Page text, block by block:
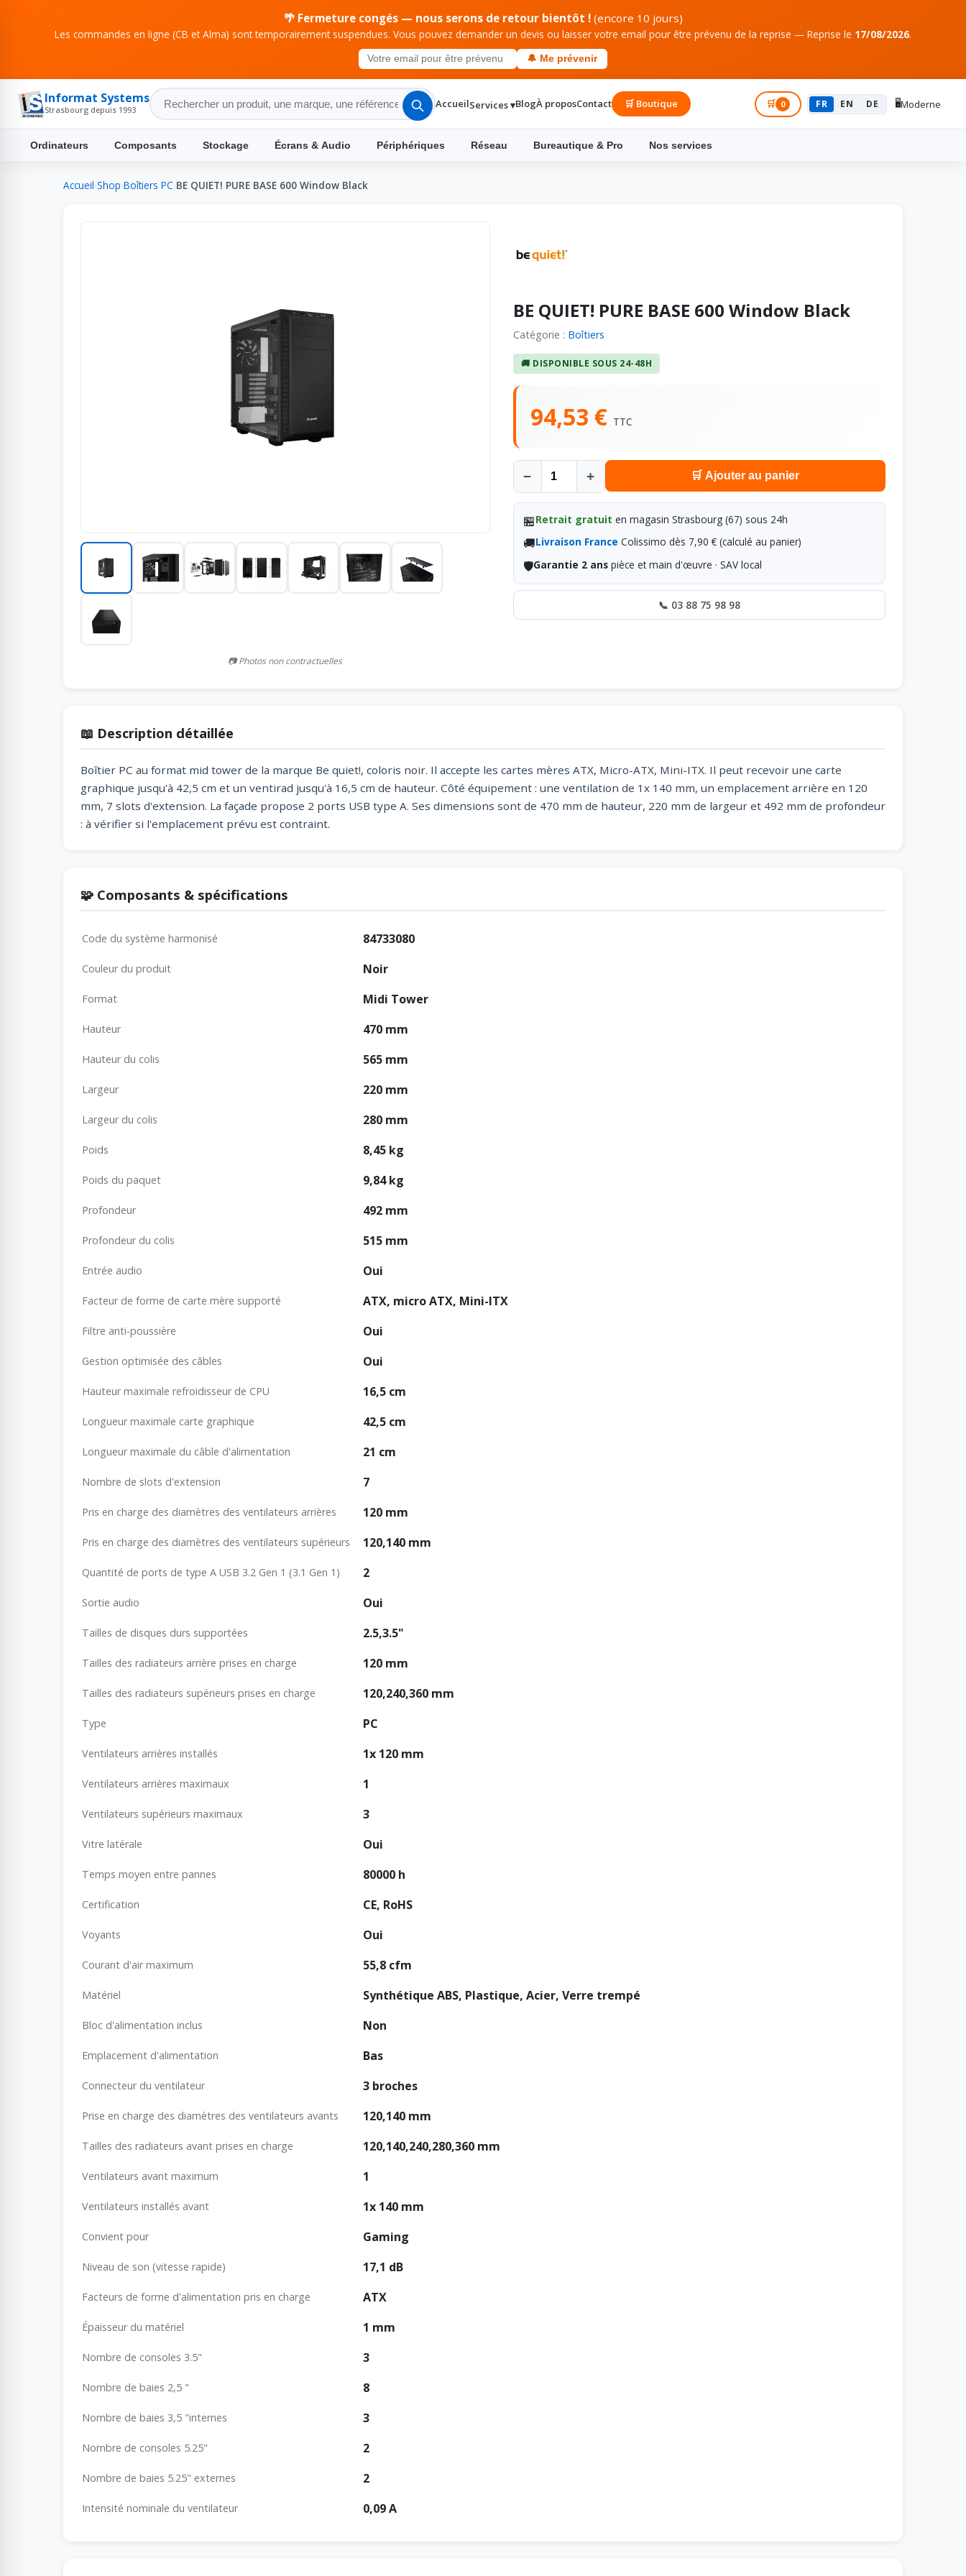
🌴 Fermeture congés — nous serons de retour bientôt !(encore 10 jours)
Les commandes en ligne (CB et Alma) sont temporairement suspendues. Vous pouvez demander un devis ou laisser votre email pour être prévenu de la reprise — Reprise le 17/08/2026.
🔔 Me prévenir
Informat Systems
Strasbourg depuis 1993 AccueilServices ▾BlogÀ proposContact 🛒 Boutique 🛒 0 FR EN DE 🖥️Moderne
Ordinateurs Composants Stockage Écrans & Audio Périphériques Réseau Bureautique & Pro Nos services
Accueil Shop Boîtiers PC BE QUIET! PURE BASE 600 Window Black
📷 Photos non contractuelles
BE QUIET! PURE BASE 600 Window Black
Catégorie : Boîtiers
🚚 DISPONIBLE SOUS 24-48H
94,53 € TTC
− + 🛒 Ajouter au panier
🏪Retrait gratuit en magasin Strasbourg (67) sous 24h
🚚Livraison France Colissimo dès 7,90 € (calculé au panier)
🛡️Garantie 2 ans pièce et main d'œuvre · SAV local
📞 03 88 75 98 98
📖 Description détaillée
Boîtier PC au format mid tower de la marque Be quiet!, coloris noir. Il accepte les cartes mères ATX, Micro-ATX, Mini-ITX. Il peut recevoir une carte
graphique jusqu'à 42,5 cm et un ventirad jusqu'à 16,5 cm de hauteur. Côté équipement : une ventilation de 1x 140 mm, un emplacement arrière en 120
mm, 7 slots d'extension. La façade propose 2 ports USB type A. Ses dimensions sont de 470 mm de hauteur, 220 mm de largeur et 492 mm de profondeur
: à vérifier si l'emplacement prévu est contraint.
🧩 Composants & spécifications
Code du système harmonisé 84733080
Couleur du produit Noir
Format Midi Tower
Hauteur 470 mm
Hauteur du colis 565 mm
Largeur 220 mm
Largeur du colis 280 mm
Poids 8,45 kg
Poids du paquet 9,84 kg
Profondeur 492 mm
Profondeur du colis 515 mm
Entrée audio Oui
Facteur de forme de carte mère supporté ATX, micro ATX, Mini-ITX
Filtre anti-poussière Oui
Gestion optimisée des câbles Oui
Hauteur maximale refroidisseur de CPU 16,5 cm
Longueur maximale carte graphique 42,5 cm
Longueur maximale du câble d'alimentation 21 cm
Nombre de slots d'extension 7
Pris en charge des diamètres des ventilateurs arrières 120 mm
Pris en charge des diamètres des ventilateurs supérieurs 120,140 mm
Quantité de ports de type A USB 3.2 Gen 1 (3.1 Gen 1) 2
Sortie audio Oui
Tailles de disques durs supportées 2.5,3.5"
Tailles des radiateurs arrière prises en charge 120 mm
Tailles des radiateurs supérieurs prises en charge 120,240,360 mm
Type PC
Ventilateurs arrières installés 1x 120 mm
Ventilateurs arrières maximaux 1
Ventilateurs supérieurs maximaux 3
Vitre latérale Oui
Temps moyen entre pannes 80000 h
Certification CE, RoHS
Voyants Oui
Courant d'air maximum 55,8 cfm
Matériel Synthétique ABS, Plastique, Acier, Verre trempé
Bloc d'alimentation inclus Non
Emplacement d'alimentation Bas
Connecteur du ventilateur 3 broches
Prise en charge des diamètres des ventilateurs avants 120,140 mm
Tailles des radiateurs avant prises en charge 120,140,240,280,360 mm
Ventilateurs avant maximum 1
Ventilateurs installés avant 1x 140 mm
Convient pour Gaming
Niveau de son (vitesse rapide) 17,1 dB
Facteurs de forme d'alimentation pris en charge ATX
Épaisseur du matériel 1 mm
Nombre de consoles 3.5" 3
Nombre de baies 2,5 " 8
Nombre de baies 3,5 "internes 3
Nombre de consoles 5.25" 2
Nombre de baies 5.25" externes 2
Intensité nominale du ventilateur 0,09 A